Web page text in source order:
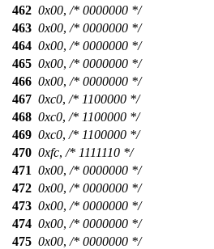
462 0x00, /* 0000000 */
463 0x00, /* 0000000 */
464 0x00, /* 0000000 */
465 0x00, /* 0000000 */
466 0x00, /* 0000000 */
467 0xc0, /* 1100000 */
468 0xc0, /* 1100000 */
469 0xc0, /* 1100000 */
470 0xfc, /* 1111110 */
471 0x00, /* 0000000 */
472 0x00, /* 0000000 */
473 0x00, /* 0000000 */
474 0x00, /* 0000000 */
475 0x00, /* 0000000 */